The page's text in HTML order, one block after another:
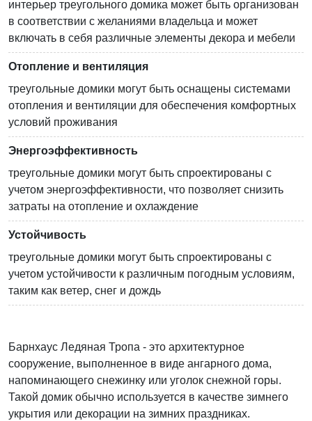
интерьер треугольного домика может быть организован
в соответствии с желаниями владельца и может
включать в себя различные элементы декора и мебели
Отопление и вентиляция
треугольные домики могут быть оснащены системами
отопления и вентиляции для обеспечения комфортных
условий проживания
Энергоэффективность
треугольные домики могут быть спроектированы с
учетом энергоэффективности, что позволяет снизить
затраты на отопление и охлаждение
Устойчивость
треугольные домики могут быть спроектированы с
учетом устойчивости к различным погодным условиям,
таким как ветер, снег и дождь
Барнхаус Ледяная Тропа - это архитектурное
сооружение, выполненное в виде ангарного дома,
напоминающего снежинку или уголок снежной горы.
Такой домик обычно используется в качестве зимнего
укрытия или декорации на зимних праздниках.